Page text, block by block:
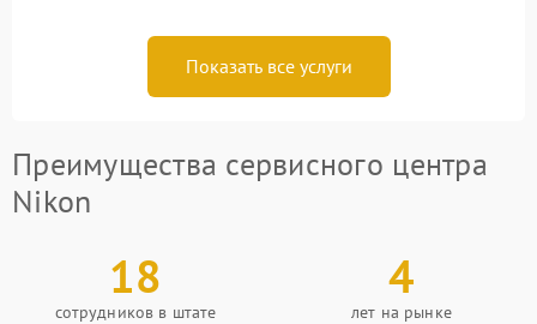
Показать все услуги
Преимущества сервисного центра
Nikon
18
сотрудников в штате
4
лет на рынке